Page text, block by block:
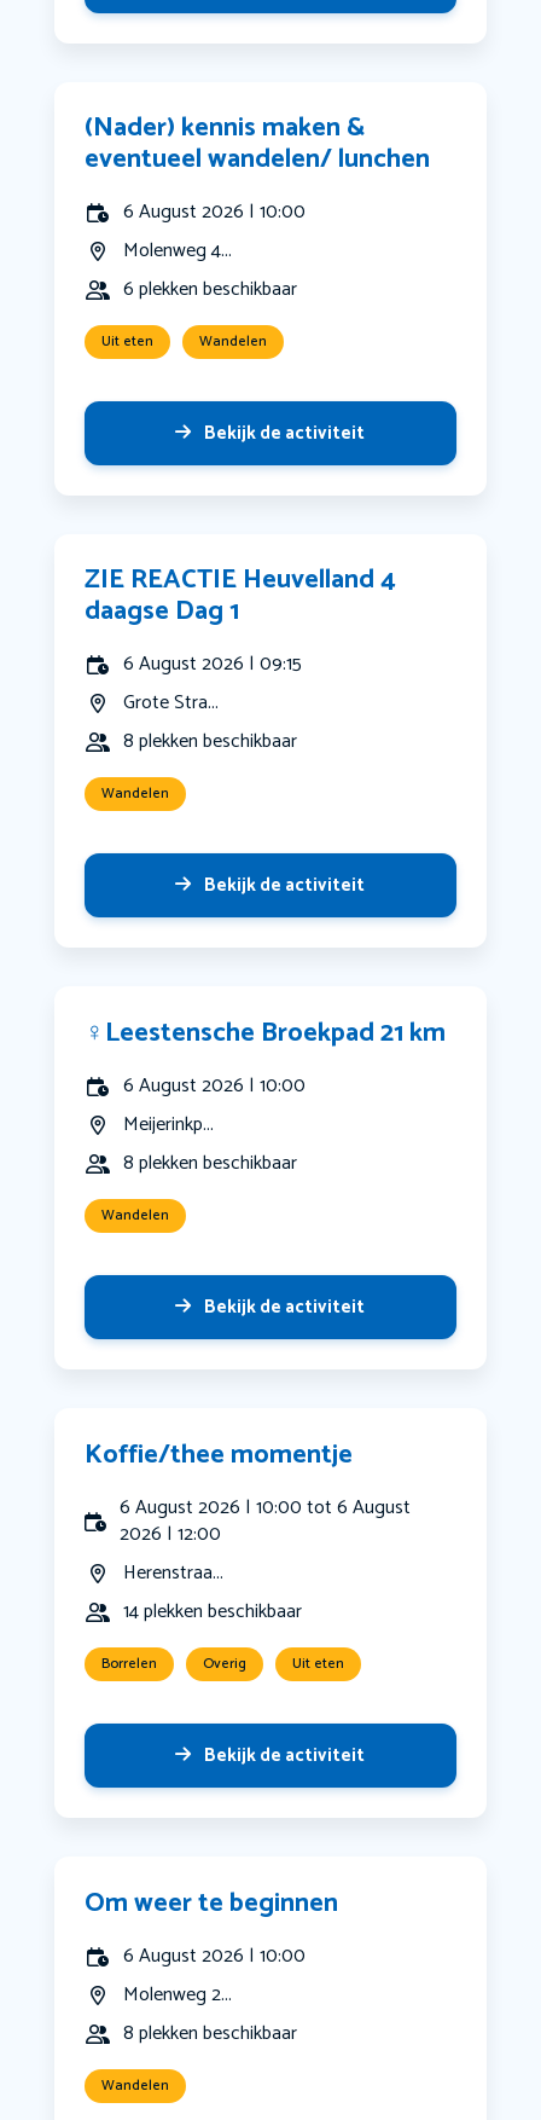
(Nader) kennis maken &
eventueel wandelen/ lunchen
6 August 2026 | 10:00
Molenweg 4...
6 plekken beschikbaar
Uit eten Wandelen
Bekijk de activiteit
ZIE REACTIE Heuvelland 4
daagse Dag 1
6 August 2026 | 09:15
Grote Stra...
8 plekken beschikbaar
Wandelen
Bekijk de activiteit
‍♀️Leestensche Broekpad 21 km
6 August 2026 | 10:00
Meijerinkp...
8 plekken beschikbaar
Wandelen
Bekijk de activiteit
Koffie/thee momentje
6 August 2026 | 10:00 tot 6 August
2026 | 12:00
Herenstraa...
14 plekken beschikbaar
Borrelen Overig Uit eten
Bekijk de activiteit
Om weer te beginnen
6 August 2026 | 10:00
Molenweg 2...
8 plekken beschikbaar
Wandelen